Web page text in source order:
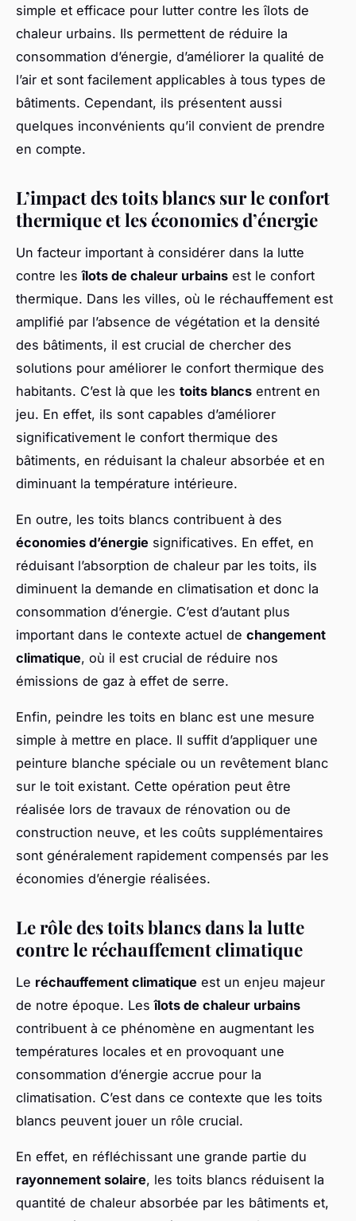
simple et efficace pour lutter contre les îlots de
chaleur urbains. Ils permettent de réduire la
consommation d’énergie, d’améliorer la qualité de
l’air et sont facilement applicables à tous types de
bâtiments. Cependant, ils présentent aussi
quelques inconvénients qu’il convient de prendre
en compte.
L’impact des toits blancs sur le confort
thermique et les économies d’énergie
Un facteur important à considérer dans la lutte
contre lesîlots de chaleur urbains est le confort
thermique. Dans les villes, où le réchauffement est
amplifié par l’absence de végétation et la densité
des bâtiments, il est crucial de chercher des
solutions pour améliorer le confort thermique des
habitants. C’est là que les toits blancs entrent en
jeu. En effet, ils sont capables d’améliorer
significativement le confort thermique des
bâtiments, en réduisant la chaleur absorbée et en
diminuant la température intérieure.
En outre, les toits blancs contribuent à des
économies d’énergie significatives. En effet, en
réduisant l’absorption de chaleur par les toits, ils
diminuent la demande en climatisation et donc la
consommation d’énergie. C’est d’autant plus
important dans le contexte actuel de changement
climatique, où il est crucial de réduire nos
émissions de gaz à effet de serre.
Enfin, peindre les toits en blanc est une mesure
simple à mettre en place. Il suffit d’appliquer une
peinture blanche spéciale ou un revêtement blanc
sur le toit existant. Cette opération peut être
réalisée lors de travaux de rénovation ou de
construction neuve, et les coûts supplémentaires
sont généralement rapidement compensés par les
économies d’énergie réalisées.
Le rôle des toits blancs dans la lutte
contre le réchauffement climatique
Le réchauffement climatique est un enjeu majeur
de notre époque. Lesîlots de chaleur urbains
contribuent à ce phénomène en augmentant les
températures locales et en provoquant une
consommation d’énergie accrue pour la
climatisation. C’est dans ce contexte que les toits
blancs peuvent jouer un rôle crucial.
En effet, en réfléchissant une grande partie du
rayonnement solaire, les toits blancs réduisent la
quantité de chaleur absorbée par les bâtiments et,